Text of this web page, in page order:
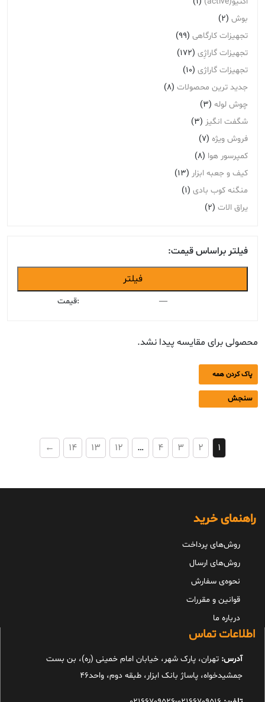
بوش (2)
تجهیزات کارگاهی (99)
تجهیزات گاراژِی (172)
تجهیزات گاراژی (10)
جدید ترین محصولات (8)
چوش لوله (3)
شگفت انگیز (3)
فروش ویژه (7)
کمپرسور هوا (8)
کیف و جعبه ابزار (13)
منگنه کوب بادی (1)
یراق الات (2)
فیلتر براساس قیمت:
فیلتر
قیمت: —
محصولی برای مقایسه پیدا نشد.
پاک کردن همه
سنجش
1
2
3
4
…
12
13
14
←
راهنمای خرید
روش‌های پرداخت
روش‌های ارسال
نحوه‌ی سفارش
قوانین و مقررات
درباره ما
اطلاعات تماس
آدرس: تهران، پارک شهر، خیابان امام خمینی (ره)، بن بست
جمشیدخواه، پاساژ بانک ابزار، طبقه دوم، واحد46